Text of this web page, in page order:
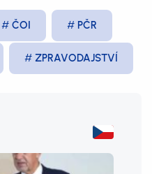
ČOI PČR
ZPRAVODAJSTVÍ